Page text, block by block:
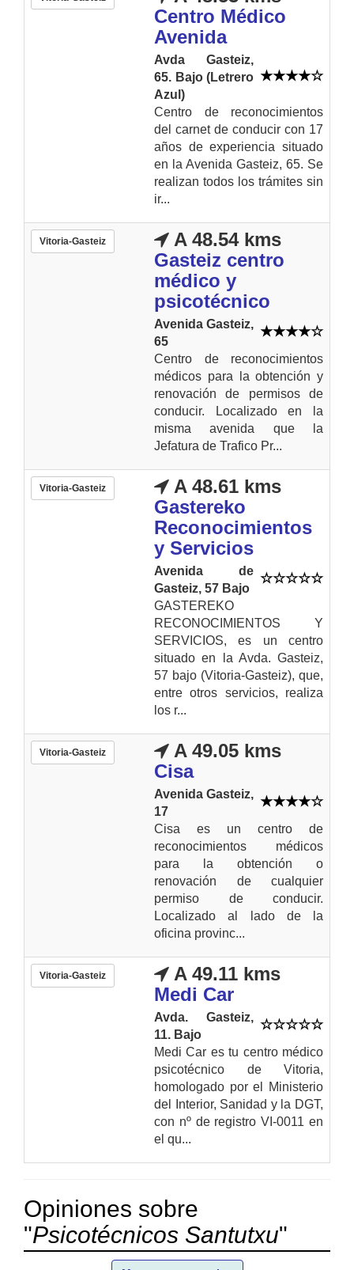
Centro Médico
Avenida
Avda Gasteiz,
65. Bajo (Letrero
Azul)
Centro de reconocimientos
del carnet de conducir con 17
años de experiencia situado
en la Avenida Gasteiz, 65. Se
realizan todos los trámites sin
ir...
Vitoria-Gasteiz
A 48.54 kms
Gasteiz centro
médico y
psicotécnico
Avenida Gasteiz,
65
Centro de reconocimientos
médicos para la obtención y
renovación de permisos de
conducir. Localizado en la
misma avenida que la
Jefatura de Trafico Pr...
Vitoria-Gasteiz
A 48.61 kms
Gastereko
Reconocimientos
y Servicios
Avenida de
Gasteiz, 57 Bajo
GASTEREKO
RECONOCIMIENTOS Y
SERVICIOS, es un centro
situado en la Avda. Gasteiz,
57 bajo (Vitoria-Gasteiz), que,
entre otros servicios, realiza
los r...
Vitoria-Gasteiz
A 49.05 kms
Cisa
Avenida Gasteiz,
17
Cisa es un centro de
reconocimientos médicos
para la obtención o
renovación de cualquier
permiso de conducir.
Localizado al lado de la
oficina provinc...
Vitoria-Gasteiz
A 49.11 kms
Medi Car
Avda. Gasteiz,
11. Bajo
Medi Car es tu centro médico
psicotécnico de Vitoria,
homologado por el Ministerio
del Interior, Sanidad y la DGT,
con nº de registro VI-0011 en
el qu...
Opiniones sobre
"Psicotécnicos Santutxu"